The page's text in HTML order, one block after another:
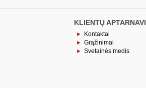
KLIENTŲ
Kontaktai
Grąžinimai
Svetainės medis